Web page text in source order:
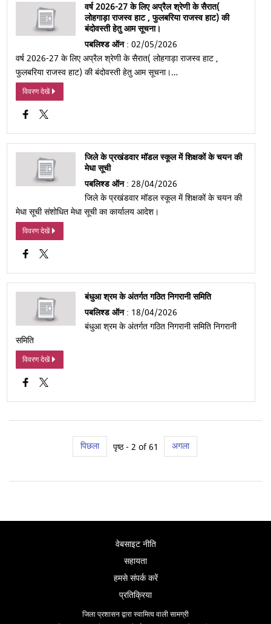
वर्ष 2026-27 के लिए अप्रैल श्रेणी के सैरात(
लोहगाड़ा राजस्व हाट , फुलबरिया राजस्व हाट) की
बंदोवस्ती हेतु आम सूचना।
पबलिश्ड ऑन: 02/05/2026
वर्ष 2026-27 के लिए अप्रैल श्रेणी के सैरात( लोहगाड़ा राजस्व हाट ,
फुलबरिया राजस्व हाट) की बंदोवस्ती हेतु आम सूचना।…
विवरण देखें
जिले के प्रखंडवार मॉडल स्कूल में शिक्षकों के चयन की
मेधा सूची
पबलिश्ड ऑन: 28/04/2026
जिले के प्रखंडवार मॉडल स्कूल में शिक्षकों के चयन की
मेधा सूची संशोधित मेधा सूची का कार्यालय आदेश।
विवरण देखें
बंधुआ श्रम के अंतर्गत गठित निगरानी समिति
पबलिश्ड ऑन: 18/04/2026
बंधुआ श्रम के अंतर्गत गठित निगरानी समिति निगरानी
समिति
विवरण देखें
पिछला पृष्ठ - 2 of 61 अगला
वेबसाइट नीति
सहायता
हमसे संपर्क करें
प्रतिक्रिया
जिला प्रशासन द्वारा स्वामित्व वाली सामग्री